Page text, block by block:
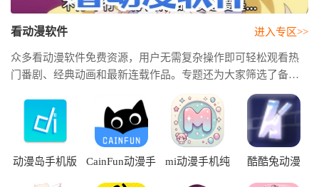
看动漫软件
众多看动漫软件免费资源，用户无需复杂操作即可轻松观看热
门番剧、经典动画和最新连载作品。专题还为大家筛选了备受
用户关注的动漫应用，其中不乏被网友评为看动漫软件排行榜
第一名的热门产品。好好看动漫软件，不仅拥有丰富的动漫
库，还支持智能推荐。
进入专区>>
动漫岛手机版
CainFun动漫手
mi动漫手机纯
酷酷兔动漫